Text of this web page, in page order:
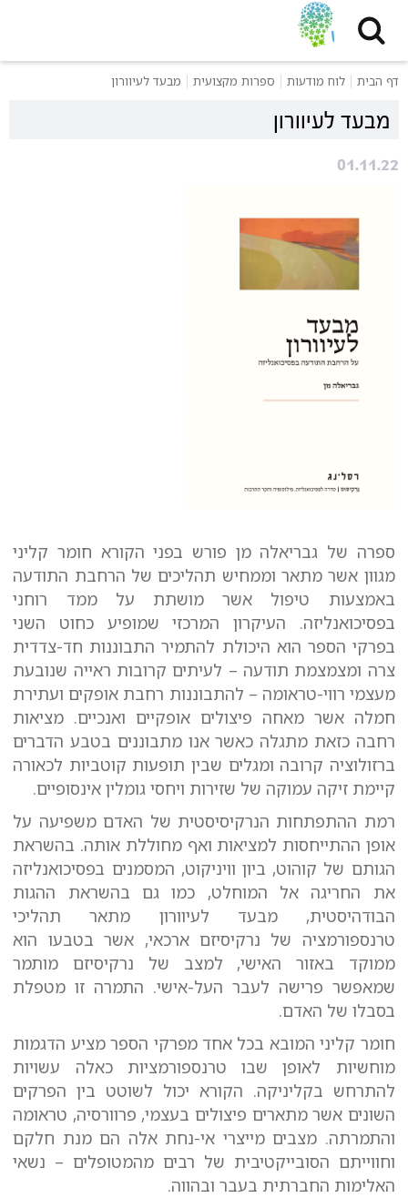
דף הבית לוח מודעות ספרות מקצועית מבעד לעיוורון
מבעד לעיוורון
01.11.22
ספרה של גבריאלה מן פורש בפני הקורא חומר קליני
מגוון אשר מתאר וממחיש תהליכים של הרחבת התודעה
באמצעות טיפול אשר מושתת על ממד רוחני
בפסיכואנליזה. העיקרון המרכזי שמופיע כחוט השני
בפרקי הספר הוא היכולת להתמיר התבוננות חד-צדדית
צרה ומצמצמת תודעה – לעיתים קרובות ראייה שנובעת
מעצמי רווי-טראומה – להתבוננות רחבת אופקים ועתירת
חמלה אשר מאחה פיצולים אופקיים ואנכיים. מציאות
רחבה כזאת מתגלה כאשר אנו מתבוננים בטבע הדברים
ברזולוציה קרובה ומגלים שבין תופעות קוטביות לכאורה
קיימת זיקה עמוקה של שזירות ויחסי גומלין אינסופיים.
רמת ההתפתחות הנרקיסיסטית של האדם משפיעה על
אופן ההתייחסות למציאות ואף מחוללת אותה. בהשראת
הגותם של קוהוט, ביון וויניקוט, המסמנים בפסיכואנליזה
את החריגה אל המוחלט, כמו גם בהשראת ההגות
הבודהיסטית, מבעד לעיוורון מתאר תהליכי
טרנספורמציה של נרקיסיזם ארכאי, אשר בטבעו הוא
ממוקד באזור האישי, למצב של נרקיסיזם מותמר
שמאפשר פרישה לעבר העל-אישי. התמרה זו מטפלת
בסבלו של האדם.
חומר קליני המובא בכל אחד מפרקי הספר מציע הדגמות
מוחשיות לאופן שבו טרנספורמציות כאלה עשויות
להתרחש בקליניקה. הקורא יכול לשוטט בין הפרקים
השונים אשר מתארים פיצולים בעצמי, פרוורסיה, טראומה
והתמרתה. מצבים מייצרי אי-נחת אלה הם מנת חלקם
וחווייתם הסובייקטיבית של רבים מהמטופלים – נשאי
האלימות החברתית בעבר ובהווה.